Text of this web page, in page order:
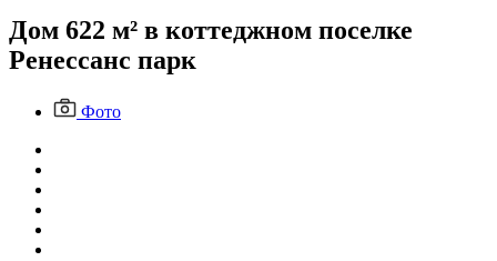
Дом 622 м² в коттеджном поселке
Ренессанс парк
Фото